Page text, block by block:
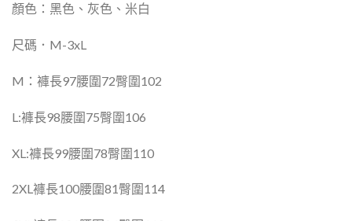
顏色：黑色、灰色、米白
尺碼．M-3xL
M：褲長97腰圍72臀圍102
L:褲長98腰圍75臀圍106
XL:褲長99腰圍78臀圍110
2XL褲長100腰圍81臀圍114